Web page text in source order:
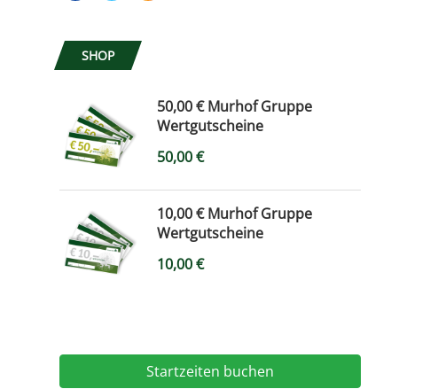
SHOP
50,00 € Murhof Gruppe
Wertgutscheine
50,00€
10,00 € Murhof Gruppe
Wertgutscheine
10,00€
Startzeiten buchen